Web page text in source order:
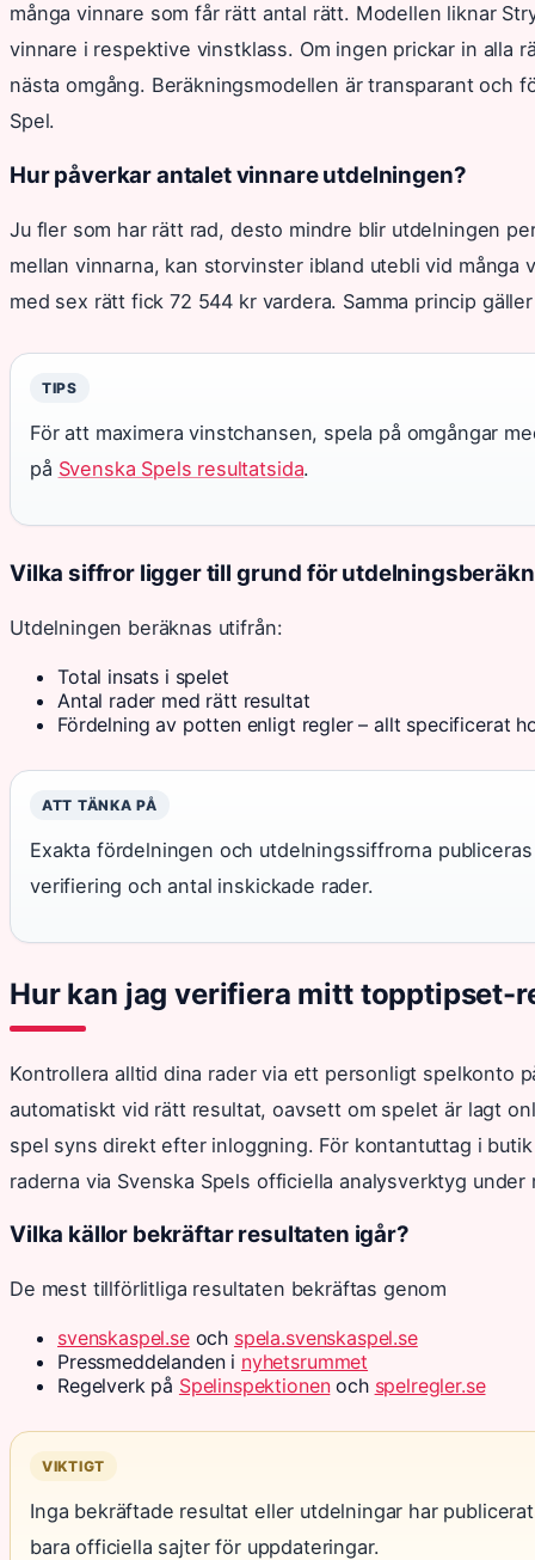
många vinnare som får rätt antal rätt. Modellen liknar
vinnare i respektive vinstklass. Om ingen prickar in alla
nästa omgång. Beräkningsmodellen är transparant och
Spel.
Hur påverkar antalet vinnare utdelningen?
Ju fler som har rätt rad, desto mindre blir utdelningen
mellan vinnarna, kan storvinster ibland utebli vid många
med sex rätt fick 72 544 kr vardera. Samma princip
TIPS
För att maximera vinstchansen, spela på omgångar
på Svenska Spels resultatsida.
Vilka siffror ligger till grund för
Utdelningen beräknas utifrån:
Total insats i spelet
Antal rader med rätt resultat
Fördelning av potten enligt regler – allt specificerat
ATT TÄNKA PÅ
Exakta fördelningen och utdelningssiffrorna
verifiering och antal inskickade rader.
Hur kan jag verifiera mitt topptipset-
Kontrollera alltid dina rader via ett personligt spelkonto
automatiskt vid rätt resultat, oavsett om spelet är lagt
spel syns direkt efter inloggning. För kontantuttag i
raderna via Svenska Spels officiella analysverktyg under
Vilka källor bekräftar resultaten igår?
De mest tillförlitliga resultaten bekräftas genom
svenskaspel.seoch spela.svenskaspel.se
Pressmeddelanden i nyhetsrummet
Regelverk på Spelinspektionenoch spelregler.se
VIKTIGT
Inga bekräftade resultat eller utdelningar har
bara officiella sajter för uppdateringar.